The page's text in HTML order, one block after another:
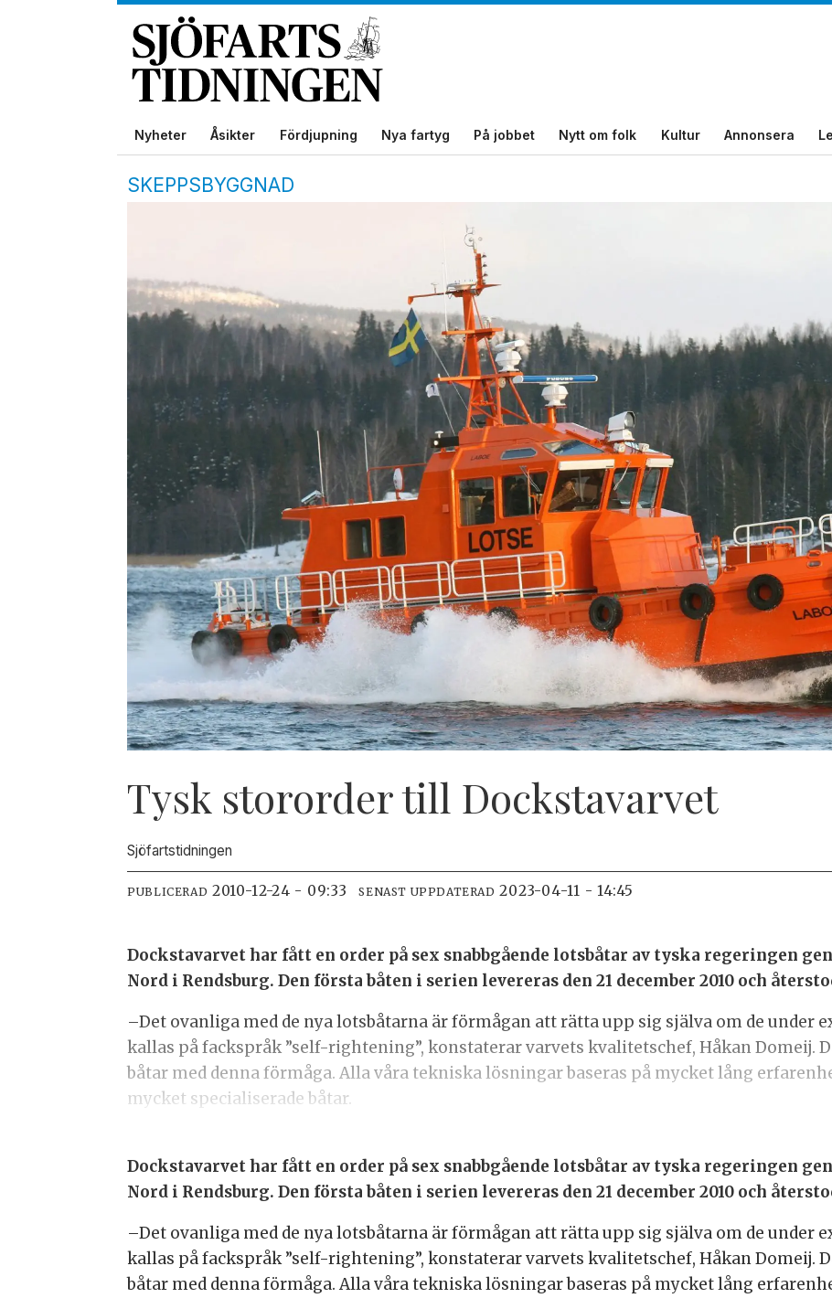
Nyheter Åsikter Fördjupning Nya fartyg På jobbet Nytt om folk Kultur Annonsera
SKEPPSBYGGNAD
Tysk stororder till Dockstavarvet
Sjöfartstidningen
PUBLICERAD 2010-12-24 - 09:33 SENAST UPPDATERAD 2023-04-11 - 14:45
Dockstavarvet har fått en order på sex snabbgående lotsbåtar av tyska regeringen
Nord i Rendsburg. Den första båten i serien levereras den 21 december 2010 och
–Det ovanliga med de nya lotsbåtarna är förmågan att rätta upp sig själva om de under
kallas på fackspråk ”self-rightening”, konstaterar varvets kvalitetschef, Håkan Domeij.
båtar med denna förmåga. Alla våra tekniska lösningar baseras på mycket lång
mycket specialiserade båtar.
Dockstavarvet har fått en order på sex snabbgående lotsbåtar av tyska regeringen
Nord i Rendsburg. Den första båten i serien levereras den 21 december 2010 och
–Det ovanliga med de nya lotsbåtarna är förmågan att rätta upp sig själva om de under
kallas på fackspråk ”self-rightening”, konstaterar varvets kvalitetschef, Håkan Domeij.
båtar med denna förmåga. Alla våra tekniska lösningar baseras på mycket lång